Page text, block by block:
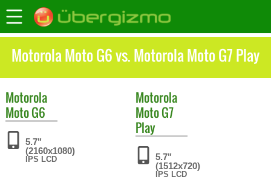
Motorola Moto G6 vs. Motorola Moto G7 Play
Motorola
Moto G6
5.7"
(2160x1080)
IPS LCD
Motorola
Moto G7
Play
5.7"
(1512x720)
IPS LCD